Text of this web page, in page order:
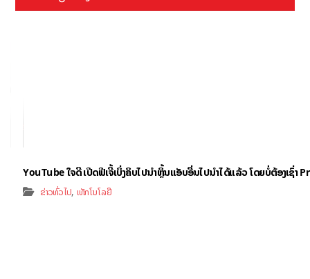
YouTube ໃຈດີ ເປີດຟີເຈີ້ເບິ່ງຄິບໄປນຳຫຼິ້ນແອັບອື່ນໄປນຳໄດ້ແລ້ວ ໂດຍບໍ່ຕ້ອງເຊົ່າ
ຂ່າວທົ່ວໄປ, ເທັກໂນໂລຢີ